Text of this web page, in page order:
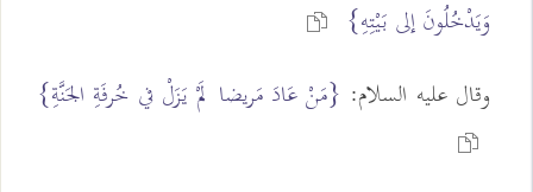
وَيَدْخُلُونَ إلى بَيْتِهِ}
وقال عليه السلام: {مَنْ عَادَ مَريضا لَمْ يَزَلْ في خُرفَةِ الجَنَّةِ}